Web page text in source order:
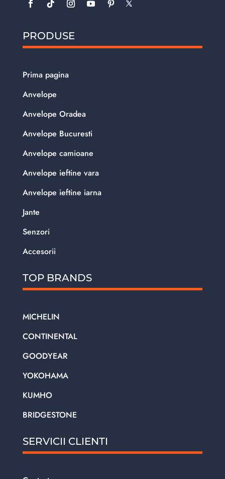
PRODUSE
Prima pagina
Anvelope
Anvelope Oradea
Anvelope Bucuresti
Anvelope camioane
Anvelope ieftine vara
Anvelope ieftine iarna
Jante
Senzori
Accesorii
TOP BRANDS
MICHELIN
CONTINENTAL
GOODYEAR
YOKOHAMA
KUMHO
BRIDGESTONE
SERVICII CLIENTI